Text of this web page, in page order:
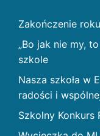
Zakończenie
„Bo jak nie my,
szkole
Nasza szkoła w
radości i
Szkolny Konkurs